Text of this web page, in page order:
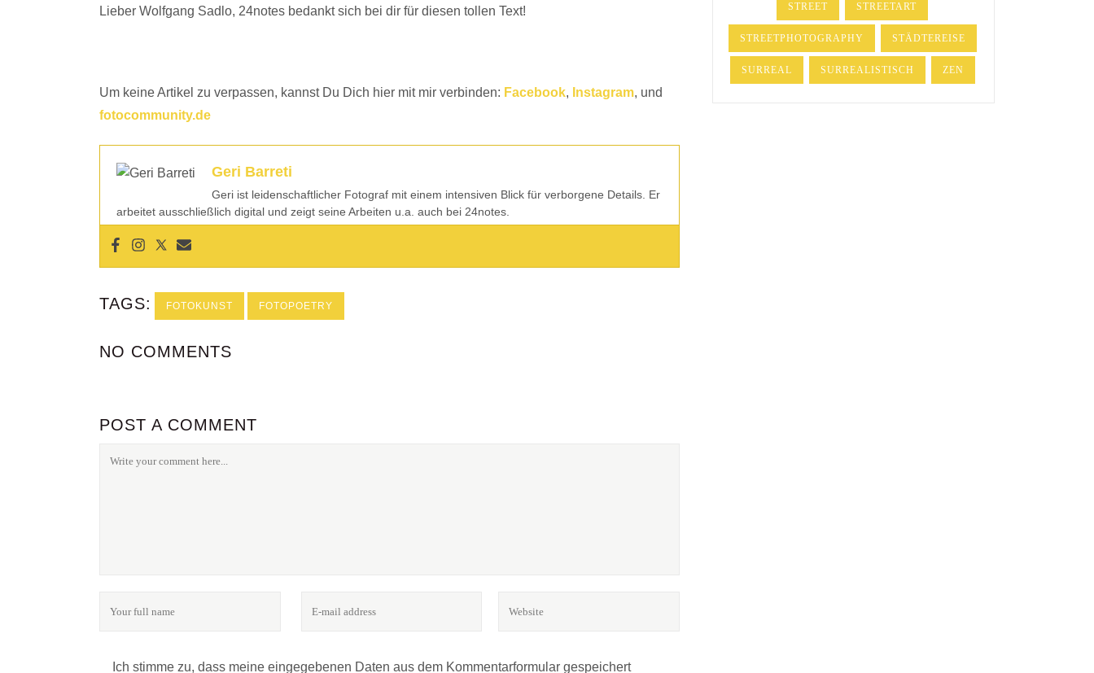
Lieber Wolfgang Sadlo, 24notes bedankt sich bei dir für diesen tollen Text!
Um keine Artikel zu verpassen, kannst Du Dich hier mit mir verbinden: Facebook, Instagram, und
fotocommunity.de
Geri Barreti
Geri ist leidenschaftlicher Fotograf mit einem intensiven Blick für verborgene Details. Er
arbeitet ausschließlich digital und zeigt seine Arbeiten u.a. auch bei 24notes.
TAGS: FOTOKUNST FOTOPOETRY
NO COMMENTS
POST A COMMENT
Ich stimme zu, dass meine eingegebenen Daten aus dem Kommentarformular gespeichert
STREET STREETART
STREETPHOTOGRAPHY STÄDTEREISE
SURREAL SURREALISTISCH ZEN
FOLGE UNS